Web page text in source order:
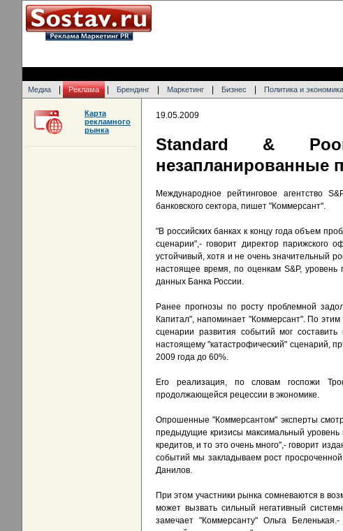
Медиа Реклама Брендинг Маркетинг Бизнес Политика и экономика
19.05.2009
Standard &
незапланированные
Международное рейтинговое агентство
банковского сектора, пишет "Коммерсант".
"В российских банках к концу года объем
сценарии",- говорит директор
устойчивый, хотя и не очень значительный
настоящее время, по оценкам S&P,
данных Банка России.
Ранее прогнозы по росту проблемной
Капитал", напоминает "Коммерсант". По
сценарии развития событий мог
настоящему "катастрофический" сценарий,
2009 года до 60%.
Его реализация, по словам госпожи
продолжающейся рецессии в экономике.
Опрошенные "Коммерсантом" эксперты
предыдущие кризисы максимальный
кредитов, и то это очень много",- говорит
событий мы закладываем рост
Данилов.
При этом участники рынка сомневаются в
может вызвать сильный негативный
замечает "Коммерсанту" Ольга
Карта
рекламного
рынка